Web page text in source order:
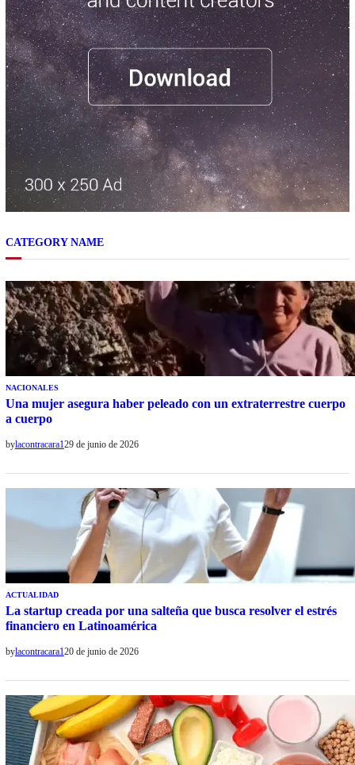
CATEGORY NAME
NACIONALES
Una mujer asegura haber peleado con un extraterrestre cuerpo
a cuerpo
bylacontracara129 de junio de 2026
ACTUALIDAD
La startup creada por una salteña que busca resolver el estrés
financiero en Latinoamérica
bylacontracara120 de junio de 2026